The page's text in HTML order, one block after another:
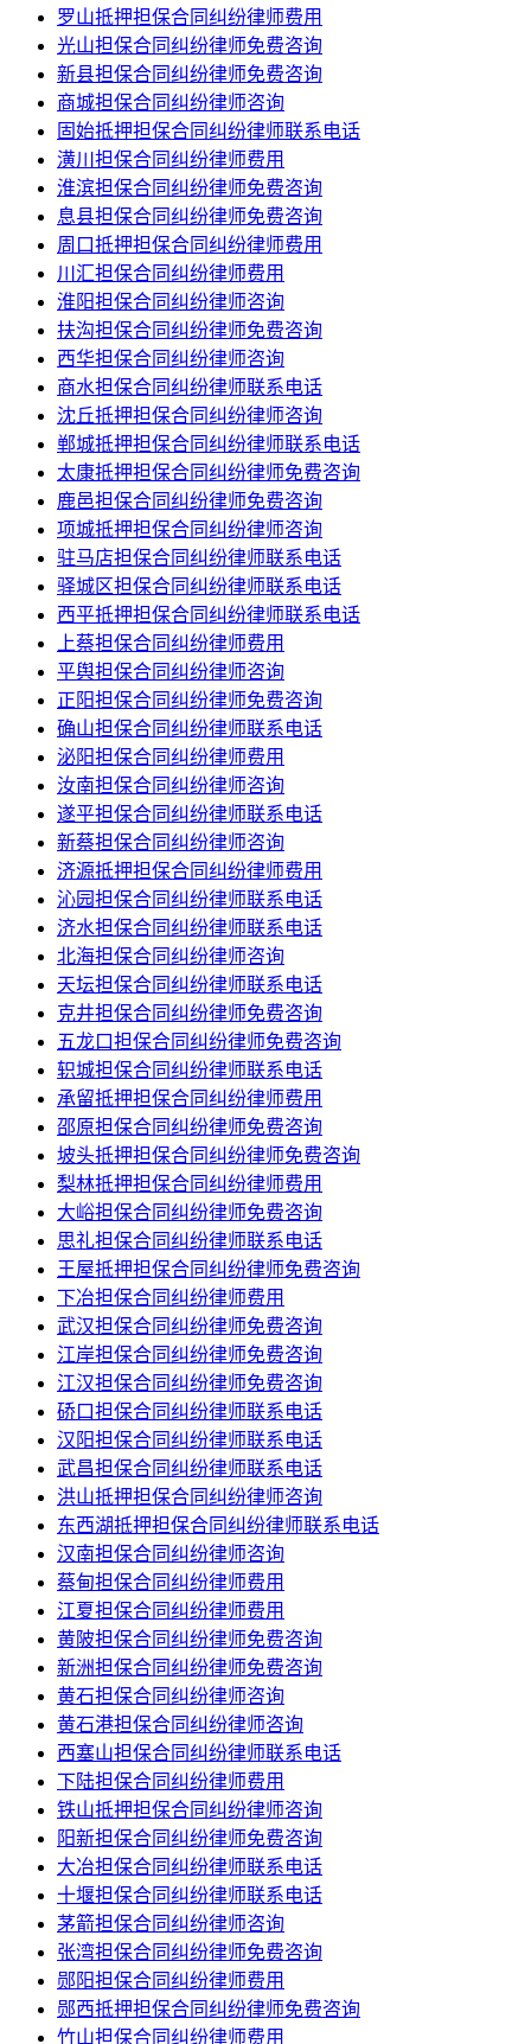
罗山抵押担保合同纠纷律师费用
光山担保合同纠纷律师免费咨询
新县担保合同纠纷律师免费咨询
商城担保合同纠纷律师咨询
固始抵押担保合同纠纷律师联系电话
潢川担保合同纠纷律师费用
淮滨担保合同纠纷律师免费咨询
息县担保合同纠纷律师免费咨询
周口抵押担保合同纠纷律师费用
川汇担保合同纠纷律师费用
淮阳担保合同纠纷律师咨询
扶沟担保合同纠纷律师免费咨询
西华担保合同纠纷律师咨询
商水担保合同纠纷律师联系电话
沈丘抵押担保合同纠纷律师咨询
郸城抵押担保合同纠纷律师联系电话
太康抵押担保合同纠纷律师免费咨询
鹿邑担保合同纠纷律师免费咨询
项城抵押担保合同纠纷律师咨询
驻马店担保合同纠纷律师联系电话
驿城区担保合同纠纷律师联系电话
西平抵押担保合同纠纷律师联系电话
上蔡担保合同纠纷律师费用
平舆担保合同纠纷律师咨询
正阳担保合同纠纷律师免费咨询
确山担保合同纠纷律师联系电话
泌阳担保合同纠纷律师费用
汝南担保合同纠纷律师咨询
遂平担保合同纠纷律师联系电话
新蔡担保合同纠纷律师咨询
济源抵押担保合同纠纷律师费用
沁园担保合同纠纷律师联系电话
济水担保合同纠纷律师联系电话
北海担保合同纠纷律师咨询
天坛担保合同纠纷律师联系电话
克井担保合同纠纷律师免费咨询
五龙口担保合同纠纷律师免费咨询
轵城担保合同纠纷律师联系电话
承留抵押担保合同纠纷律师费用
邵原担保合同纠纷律师免费咨询
坡头抵押担保合同纠纷律师免费咨询
梨林抵押担保合同纠纷律师费用
大峪担保合同纠纷律师免费咨询
思礼担保合同纠纷律师联系电话
王屋抵押担保合同纠纷律师免费咨询
下冶担保合同纠纷律师费用
武汉担保合同纠纷律师免费咨询
江岸担保合同纠纷律师免费咨询
江汉担保合同纠纷律师免费咨询
硚口担保合同纠纷律师联系电话
汉阳担保合同纠纷律师联系电话
武昌担保合同纠纷律师联系电话
洪山抵押担保合同纠纷律师咨询
东西湖抵押担保合同纠纷律师联系电话
汉南担保合同纠纷律师咨询
蔡甸担保合同纠纷律师费用
江夏担保合同纠纷律师费用
黄陂担保合同纠纷律师免费咨询
新洲担保合同纠纷律师免费咨询
黄石担保合同纠纷律师咨询
黄石港担保合同纠纷律师咨询
西塞山担保合同纠纷律师联系电话
下陆担保合同纠纷律师费用
铁山抵押担保合同纠纷律师咨询
阳新担保合同纠纷律师免费咨询
大冶担保合同纠纷律师联系电话
十堰担保合同纠纷律师联系电话
茅箭担保合同纠纷律师咨询
张湾担保合同纠纷律师免费咨询
郧阳担保合同纠纷律师费用
郧西抵押担保合同纠纷律师免费咨询
竹山担保合同纠纷律师费用